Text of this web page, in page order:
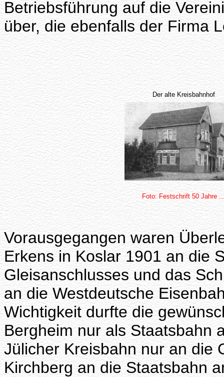
Betriebsführung auf die
über, die ebenfalls der Firma
Der alte Kreisbahnhof
Foto: Festschrift 50 Jahre
Vorausgegangen waren
Erkens in Koslar 1901 an die
Gleisanschlusses und das
an die Westdeutsche
Wichtigkeit durfte die
Bergheim nur als Staatsbahn
Jülicher Kreisbahn nur an die
Kirchberg an die Staatsbahn